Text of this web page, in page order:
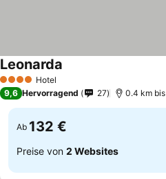
4 Sterne Hotel
Leonarda
9,6 Hervorragend 27 0.4 km
Ab 132 €
Preise von 2 Websites